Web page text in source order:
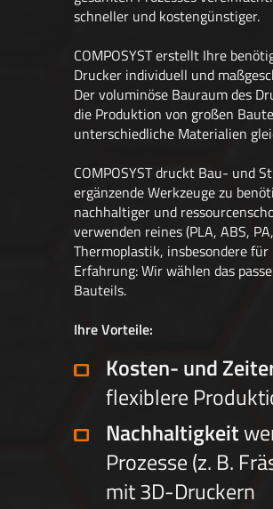
schneller und kostengünstiger.
COMPOSYST erstellt Ihre
Drucker individuell und
Der voluminöse Bauraum des
die Produktion von großen
unterschiedliche Materialien
COMPOSYST druckt Bau- und
ergänzende Werkzeuge zu
nachhaltiger und
verwenden reines (PLA, ABS,
Thermoplastik, insbesondere
Erfahrung: Wir wählen das
Bauteils.
Ihre Vorteile:
Kosten- und
flexiblere
Nachhaltigkeit
Prozesse (z. B.
mit 3D-Druckern